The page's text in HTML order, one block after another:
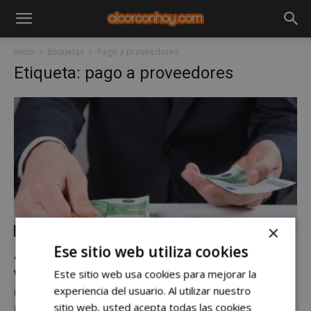
Inicio Etiquetas Pago a proveedores
Etiqueta: pago a proveedores
Alcorcón paga cada vez más tarde
Víctor Guillén Pérez jueves, 7 de noviembre de 2019
En lo que llevamos del segundo semestre del año el pago a
proveedores en Alcorcón ha aumentado un 92% según el informe
×
Ese sitio web utiliza cookies
Este sitio web usa cookies para mejorar la
experiencia del usuario. Al utilizar nuestro
sitio web, usted acepta todas las cookies